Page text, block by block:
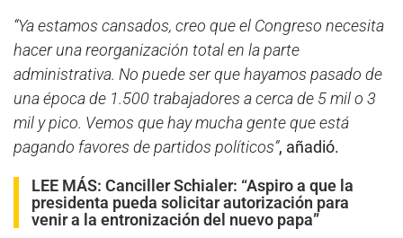
“Ya estamos cansados, creo que el Congreso necesita
hacer una reorganización total en la parte
administrativa. No puede ser que hayamos pasado de
una época de 1.500 trabajadores a cerca de 5 mil o 3
mil y pico. Vemos que hay mucha gente que está
pagando favores de partidos políticos”, añadió.
LEE MÁS: Canciller Schialer: “Aspiro a que la
presidenta pueda solicitar autorización para
venir a la entronización del nuevo papa”